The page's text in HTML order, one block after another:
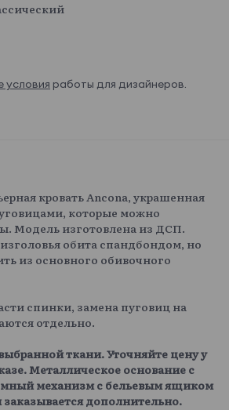
условия работы для дизайнеров.
кровать Ancona, украшенная
которые можно
Модель изготовлена из ДСП.
обита спандбондом, но
из основного обивочного
спинки, замена пуговиц на
отдельно.
ткани. Уточняйте цену у
Металлическое основание с
механизм с бельевым ящиком
заказывается дополнительно.